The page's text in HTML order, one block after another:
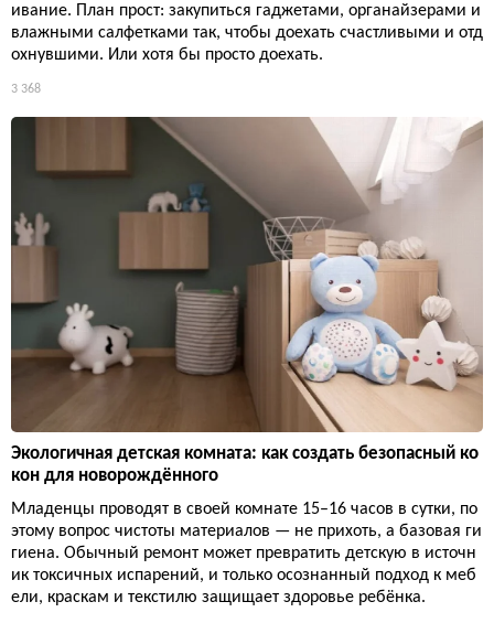
ивание. План прост: закупиться гаджетами, органайзерами и
влажными салфетками так, чтобы доехать счастливыми и отд
охнувшими. Или хотя бы просто доехать.
3 368
Экологичная детская комната: как создать безопасный ко
кон для новорождённого
Младенцы проводят в своей комнате 15–16 часов в сутки, по
этому вопрос чистоты материалов — не прихоть, а базовая ги
гиена. Обычный ремонт может превратить детскую в источн
ик токсичных испарений, и только осознанный подход к меб
ели, краскам и текстилю защищает здоровье ребёнка.